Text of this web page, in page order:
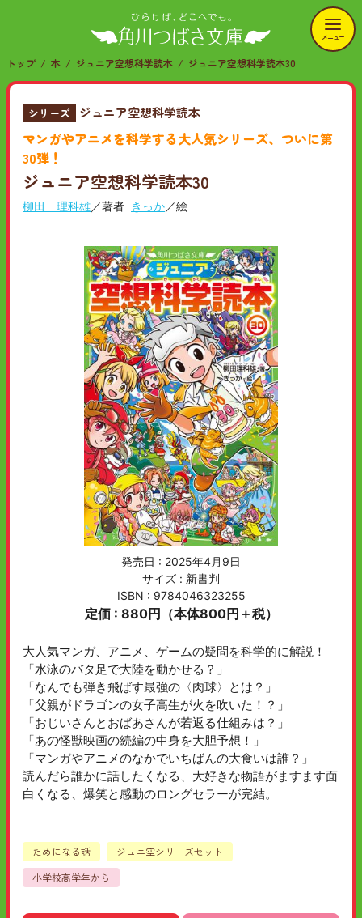
メニュー
トップ 本 ジュニア空想科学読本 ジュニア空想科学読本30
シリーズ ジュニア空想科学読本
マンガやアニメを科学する大人気シリーズ、ついに第
30弾！
ジュニア空想科学読本30
柳田 理科雄／著者 きっか／絵
発売日 : 2025年4月9日
サイズ : 新書判
ISBN : 9784046323255
定価 : 880円（本体800円＋税）
大人気マンガ、アニメ、ゲームの疑問を科学的に解説！
「水泳のバタ足で大陸を動かせる？」
「なんでも弾き飛ばす最強の〈肉球〉とは？」
「父親がドラゴンの女子高生が火を吹いた！？」
「おじいさんとおばあさんが若返る仕組みは？」
「あの怪獣映画の続編の中身を大胆予想！」
「マンガやアニメのなかでいちばんの大食いは誰？」
読んだら誰かに話したくなる、大好きな物語がますます面
白くなる、爆笑と感動のロングセラーが完結。
ためになる話
ジュニ空シリーズセット
小学校高学年から